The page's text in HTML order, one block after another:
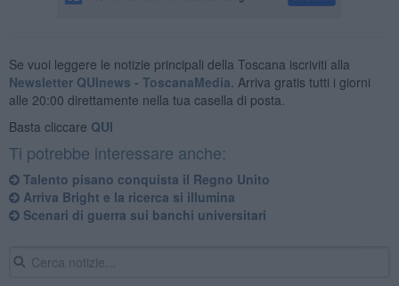
Se vuoi leggere le notizie principali della Toscana iscriviti alla
Newsletter QUInews - ToscanaMedia. Arriva gratis tutti i giorni
alle 20:00 direttamente nella tua casella di posta.
Basta cliccare QUI
Ti potrebbe interessare anche:
Talento pisano conquista il Regno Unito
Arriva Bright e la ricerca si illumina
Scenari di guerra sui banchi universitari